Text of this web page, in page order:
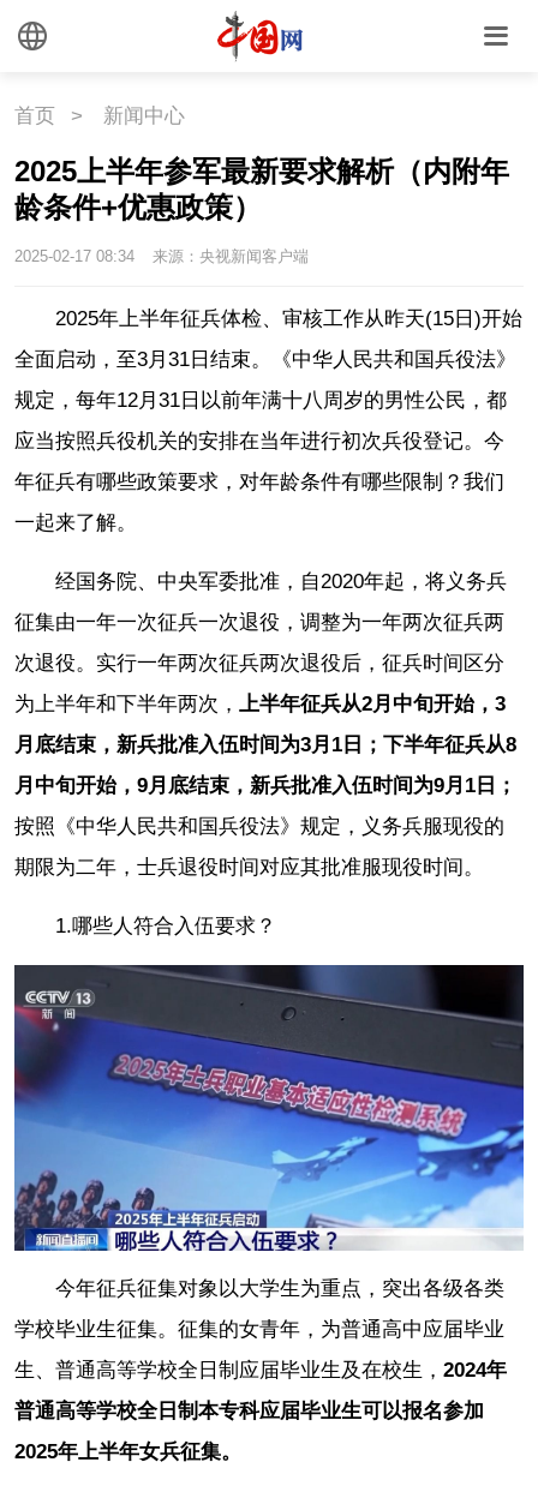
首页 > 新闻中心
2025上半年参军最新要求解析（内附年
龄条件+优惠政策）
2025-02-17 08:34 来源：央视新闻客户端
2025年上半年征兵体检、审核工作从昨天(15日)开始
全面启动，至3月31日结束。《中华人民共和国兵役法》
规定，每年12月31日以前年满十八周岁的男性公民，都
应当按照兵役机关的安排在当年进行初次兵役登记。今
年征兵有哪些政策要求，对年龄条件有哪些限制？我们
一起来了解。
经国务院、中央军委批准，自2020年起，将义务兵
征集由一年一次征兵一次退役，调整为一年两次征兵两
次退役。实行一年两次征兵两次退役后，征兵时间区分
为上半年和下半年两次，
上半年征兵从2月中旬开始，3
月底结束，新兵批准入伍时间为3月1日；下半年征兵从8
月中旬开始，9月底结束，新兵批准入伍时间为9月1日；
按照《中华人民共和国兵役法》规定，义务兵服现役的
期限为二年，士兵退役时间对应其批准服现役时间。
1.哪些人符合入伍要求？
今年征兵征集对象以大学生为重点，突出各级各类
学校毕业生征集。征集的女青年，为普通高中应届毕业
生、普通高等学校全日制应届毕业生及在校生， 2024年
普通高等学校全日制本专科应届毕业生可以报名参加
2025年上半年女兵征集。